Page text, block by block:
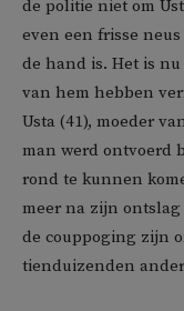
de politie niet om
even een frisse
de hand is. Het is
van hem hebben
Usta (41), moeder
man werd ontvoerd
rond te kunnen
meer na zijn ontslag
de couppoging zijn
tienduizenden